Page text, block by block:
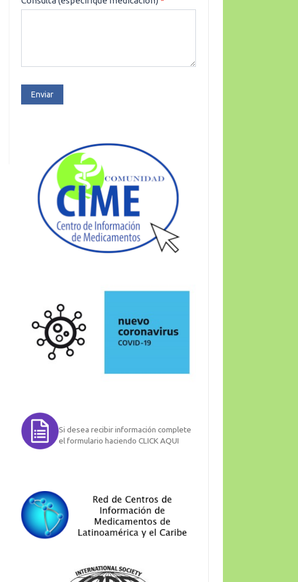
Enviar
Si desea recibir información complete
el formulario haciendo CLICK AQUI